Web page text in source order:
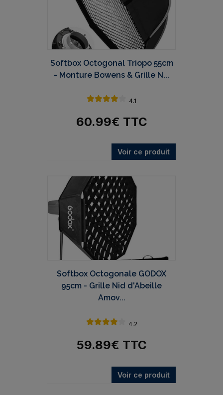
Softbox Octogonal Triopo 55cm
- Monture Bowens & Grille N...
4.1
60.99€ TTC
Voir ce produit
Softbox Octogonale GODOX
95cm - Grille Nid d'Abeille
Amov...
4.2
59.89€ TTC
Voir ce produit